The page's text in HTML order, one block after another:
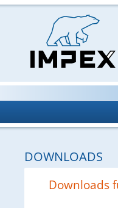
DOWNLOADS
Downloads